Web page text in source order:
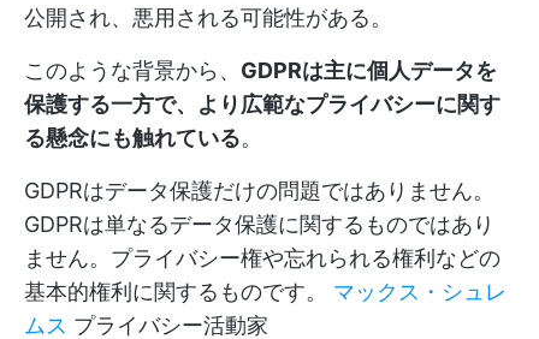
公開され、悪用される可能性がある。
このような背景から、 GDPRは主に個人データを
保護する一方で、より広範なプライバシーに関す
る懸念にも触れている。
GDPRはデータ保護だけの問題ではありません。
GDPRは単なるデータ保護に関するものではあり
ません。プライバシー権や忘れられる権利などの
基本的権利に関するものです。 マックス・シュレ
ムス プライバシー活動家